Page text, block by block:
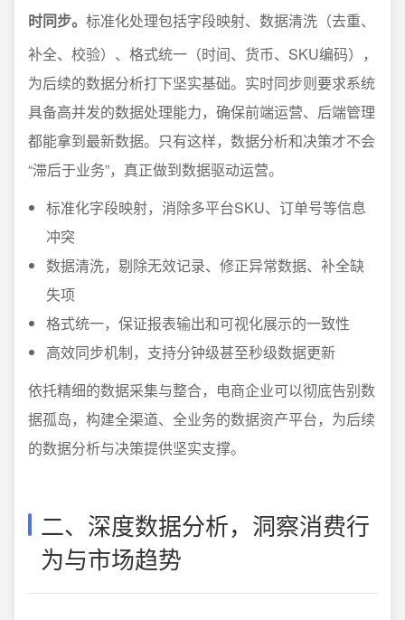
时同步。 标准化处理包括字段映射、数据清洗（去重、
补全、校验）、格式统一（时间、货币、SKU编码），
为后续的数据分析打下坚实基础。实时同步则要求系统
具备高并发的数据处理能力，确保前端运营、后端管理
都能拿到最新数据。只有这样，数据分析和决策才不会
“滞后于业务”，真正做到数据驱动运营。
标准化字段映射，消除多平台SKU、订单号等信息
冲突
数据清洗，剔除无效记录、修正异常数据、补全缺
失项
格式统一，保证报表输出和可视化展示的一致性
高效同步机制，支持分钟级甚至秒级数据更新
依托精细的数据采集与整合，电商企业可以彻底告别数
据孤岛，构建全渠道、全业务的数据资产平台，为后续
的数据分析与决策提供坚实支撑。
二、深度数据分析，洞察消费行
为与市场趋势